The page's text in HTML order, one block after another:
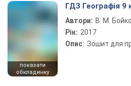
показати
обкладинку
ГДЗ Географія 9
Автори: В. М.
Рік: 2017
Опис: Зошит для